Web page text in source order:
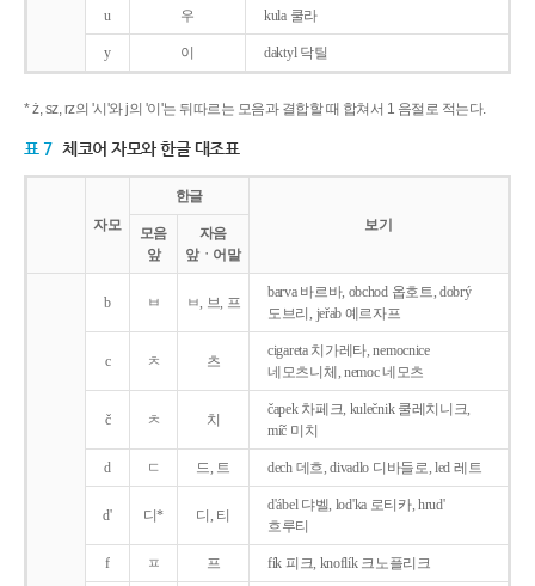
u 우 kula 쿨라
y 이 daktyl 닥틸
* ż, sz, rz의 '시'와 j의 '이'는 뒤따르는 모음과 결합할 때 합쳐서 1 음절로 적는다.
표 7 체코어 자모와 한글 대조표
자모
한글
보기
모음
앞
자음
앞ㆍ어말
b ㅂ ㅂ, 브, 프
barva 바르바, obchod 옵호트, dobrý
도브리, jeřab 예르자프
c ㅊ 츠
cigareta 치가레타, nemocnice
네모츠니체, nemoc 네모츠
č ㅊ 치
čapek 차페크, kulečnik 쿨레치니크,
míč 미치
d ㄷ 드, 트 dech 데흐, divadlo 디바들로, led 레트
d' 디* 디, 티
d'ábel 댜벨, lod'ka 로티카, hrud'
흐루티
f ㅍ 프 fík 피크, knoflík 크노플리크